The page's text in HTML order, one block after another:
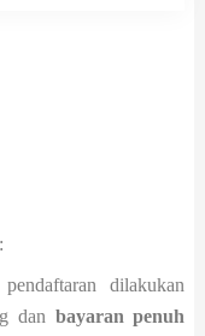
dilakukan
dan bayaran penuh